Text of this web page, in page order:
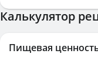
Калькулятор
Пищевая